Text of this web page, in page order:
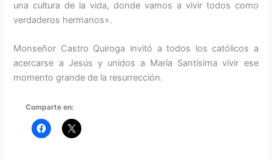
una cultura de la vida, donde vamos a vivir todos como
verdaderos hermanos».
Monseñor Castro Quiroga invitó a todos los católicos a
acercarse a Jesús y unidos a María Santísima vivir ese
momento grande de la resurrección.
Comparte en: